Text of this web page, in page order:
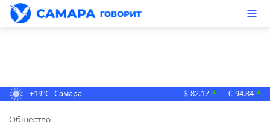
+19°C Самара $ 82.17 ▲ € 94.84 ▲
Общество